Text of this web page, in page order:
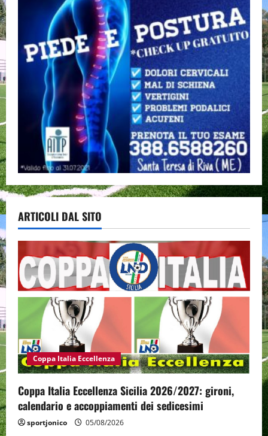
ARTICOLI DAL SITO
Coppa Italia Eccellenza
Coppa Italia Eccellenza Sicilia 2026/2027: gironi,
calendario e accoppiamenti dei sedicesimi
sportjonico 05/08/2026